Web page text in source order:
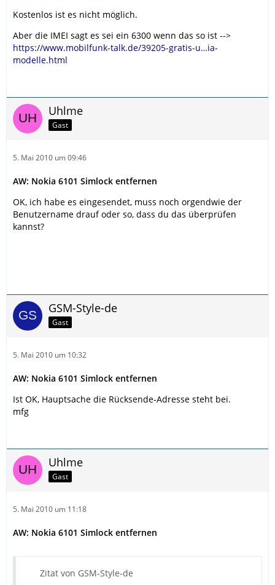
Kostenlos ist es nicht möglich.
Aber die IMEI sagt es sei ein 6300 wenn das so ist -->
https://www.mobilfunk-talk.de/39205-gratis-u…ia-
modelle.html
Uhlme
Gast
5. Mai 2010 um 09:46
AW: Nokia 6101 Simlock entfernen
OK, ich habe es eingesendet, muss noch orgendwie der
Benutzername drauf oder so, dass du das überprüfen
kannst?
GSM-Style-de
Gast
5. Mai 2010 um 10:32
AW: Nokia 6101 Simlock entfernen
Ist OK, Hauptsache die Rücksende-Adresse steht bei.
mfg
Uhlme
Gast
5. Mai 2010 um 11:18
AW: Nokia 6101 Simlock entfernen
Zitat von GSM-Style-de